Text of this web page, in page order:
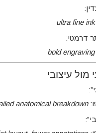
ultra fine
דרמטי:
bold
מול עיצובי
anatomical breakdown